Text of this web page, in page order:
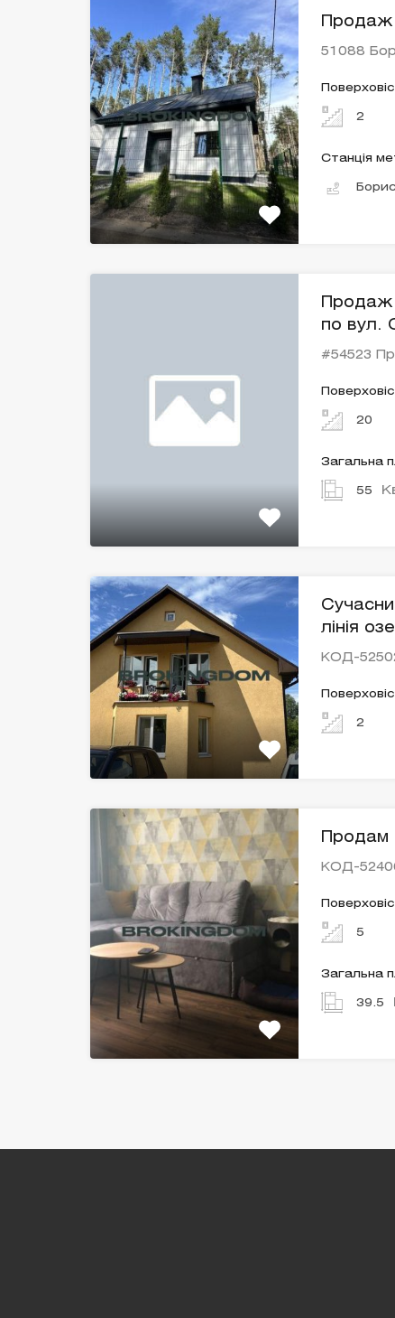
Продаж
51088
2
Станція
Продаж
по вул.
#54523
20
Загальна
55
лінія
КОД-
2
Продам
КОД-
5
Загальна
39.5